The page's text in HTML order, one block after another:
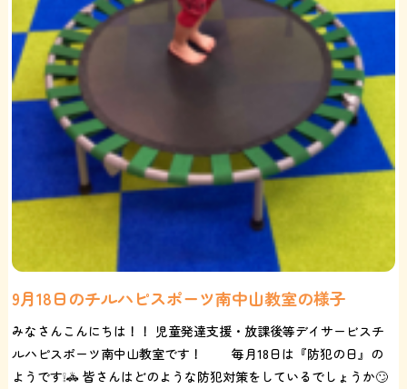
9月18日のチルハピスポーツ南中山教室の様子
みなさんこんにちは！！ 児童発達支援・放課後等デイサービスチ
ルハピスポーツ南中山教室です！ 毎月18日は『防犯の日』の
ようです❕🚓 皆さんはどのような防犯対策をしているでしょうか🙄